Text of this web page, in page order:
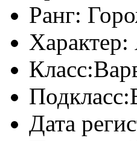
Ранг:
Характер:
Класс:
Подкласс:
Дата